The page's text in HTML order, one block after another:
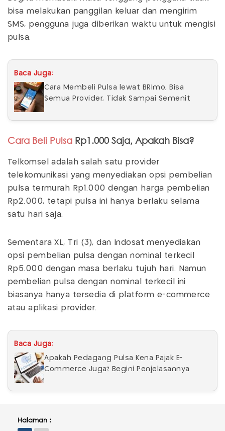
bisa melakukan panggilan keluar dan mengirim
SMS, pengguna juga diberikan waktu untuk mengisi
pulsa.
Baca Juga:
Cara Membeli Pulsa lewat BRImo, Bisa
Semua Provider, Tidak Sampai Semenit
Cara Beli Pulsa Rp1.000 Saja, Apakah Bisa?
Telkomsel adalah salah satu provider
telekomunikasi yang menyediakan opsi pembelian
pulsa termurah Rp1.000 dengan harga pembelian
Rp2.000, tetapi pulsa ini hanya berlaku selama
satu hari saja.
Sementara XL, Tri (3), dan Indosat menyediakan
opsi pembelian pulsa dengan nominal terkecil
Rp5.000 dengan masa berlaku tujuh hari. Namun
pembelian pulsa dengan nominal terkecil ini
biasanya hanya tersedia di platform e-commerce
atau aplikasi provider.
Baca Juga:
Apakah Pedagang Pulsa Kena Pajak E-
Commerce Juga? Begini Penjelasannya
Halaman :